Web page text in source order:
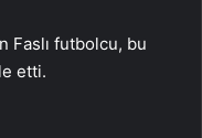
Faslı futbolcu, bu
etti.